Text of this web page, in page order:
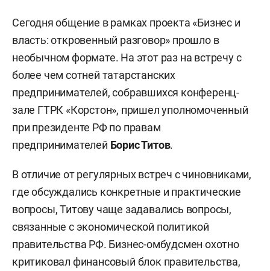
Сегодня общение в рамках проекта «Бизнес и
власть: откровенный разговор» прошло в
необычном формате. На этот раз на встречу с
более чем сотней татарстанских
предпринимателей, собравшихся конференц-
зале ГТРК «Корстон», пришел уполномоченный
при президенте РФ по правам
предпринимателей Борис Титов.
В отличие от регулярных встреч с чиновниками,
где обсуждались конкретные и практические
вопросы, Титову чаще задавались вопросы,
связанные с экономической политикой
правительства РФ. Бизнес-омбудсмен охотно
критиковал финансовый блок правительства,